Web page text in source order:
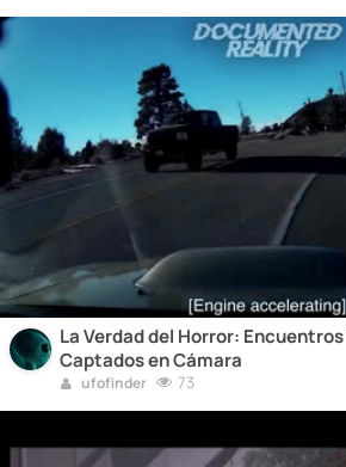
La Verdad del Horror:
Captados en Cámara
ufofinder 73